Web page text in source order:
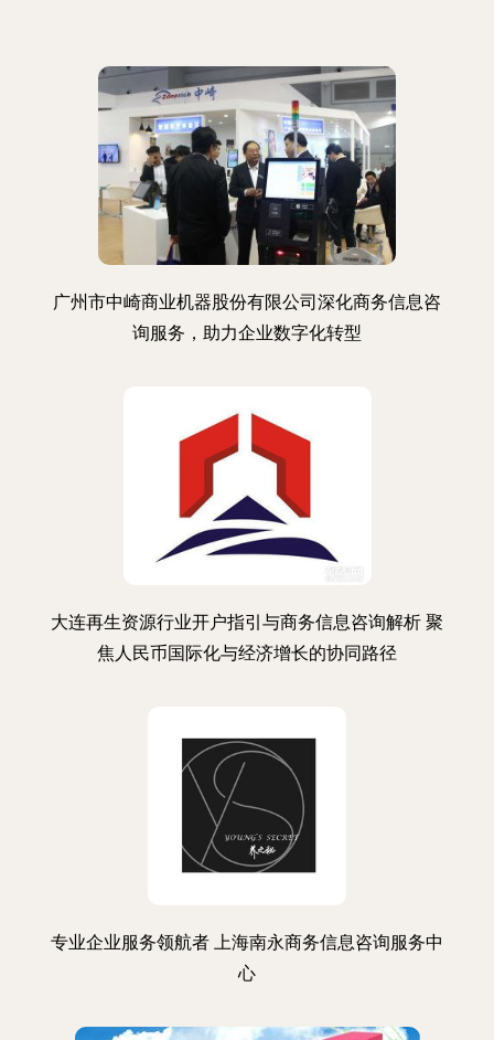
广州市中崎商业机器股份有限公司深化商务信息咨
询服务，助力企业数字化转型
大连再生资源行业开户指引与商务信息咨询解析 聚
焦人民币国际化与经济增长的协同路径
专业企业服务领航者 上海南永商务信息咨询服务中
心